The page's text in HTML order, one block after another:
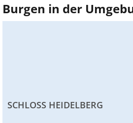
Burgen in der
SCHLOSS HEIDELBERG